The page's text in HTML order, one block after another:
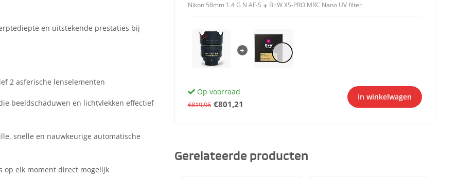
en uitstekende prestaties bij
2 asferische lenselementen
beeldschaduwen en lichtvlekken effectief
snelle en nauwkeurige automatische
op elk moment direct mogelijk
Nikon 58mm 1.4 G N AF-S B+W XS-PRO MRC Nano UV filter
Op voorraad
€819,95 €801,21
In winkelwagen
Gerelateerde producten